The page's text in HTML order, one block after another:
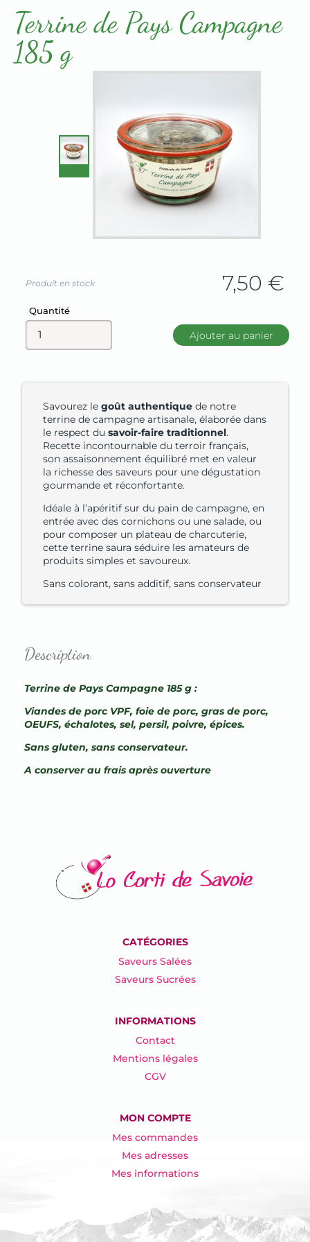
Terrine de Pays Campagne
185 g
7,50 €
Produit en stock
Champ
Quantité
Ajouter au panier
Savourez le goût authentique de notre
terrine de campagne artisanale, élaborée dans
le respect du savoir-faire traditionnel.
Recette incontournable du terroir français,
son assaisonnement équilibré met en valeur
la richesse des saveurs pour une dégustation
gourmande et réconfortante.
Idéale à l’apéritif sur du pain de campagne, en
entrée avec des cornichons ou une salade, ou
pour composer un plateau de charcuterie,
cette terrine saura séduire les amateurs de
produits simples et savoureux.
Sans colorant, sans additif, sans conservateur
Description
Terrine de Pays Campagne 185 g :
Viandes de porc VPF, foie de porc, gras de porc,
OEUFS, échalotes, sel, persil, poivre, épices.
Sans gluten, sans conservateur.
A conserver au frais après ouverture
CATÉGORIES
Saveurs Salées
Saveurs Sucrées
INFORMATIONS
Contact
Mentions légales
CGV
MON COMPTE
Mes commandes
Mes adresses
Mes informations